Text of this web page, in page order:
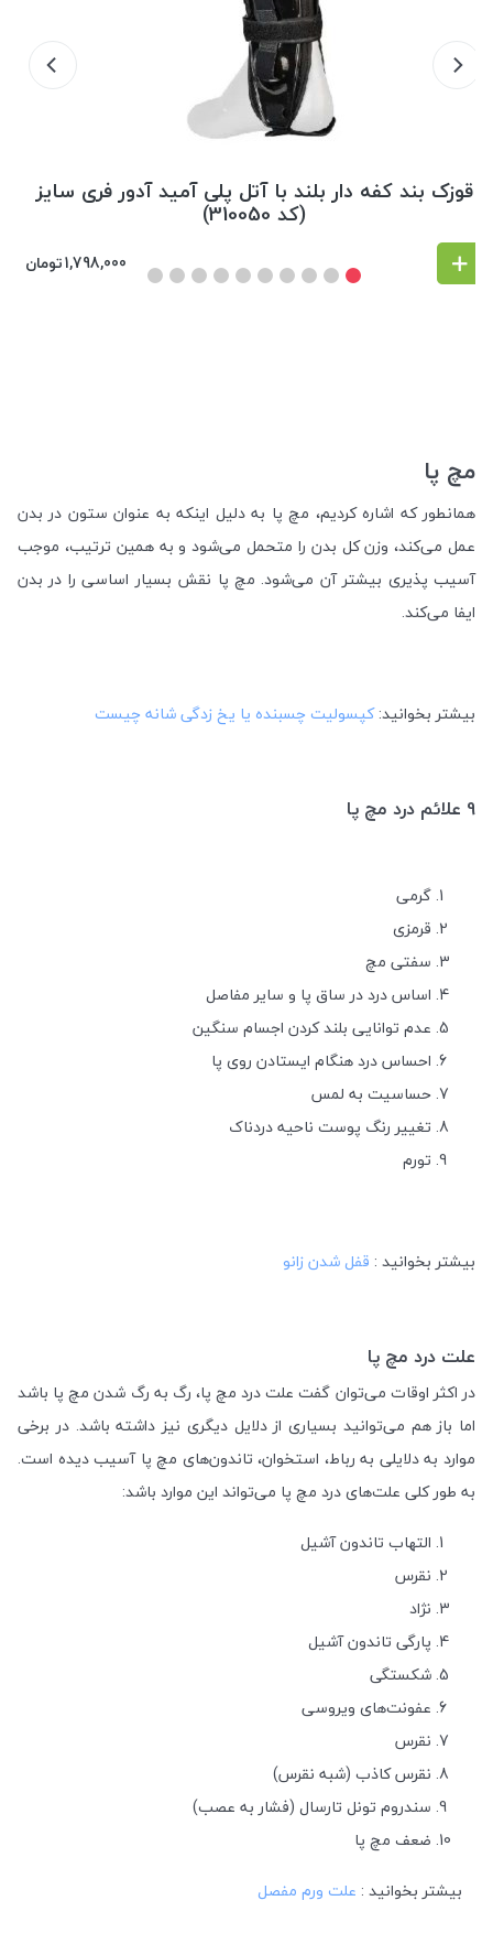
قوزک بند کفه دار بلند با آتل پلی آمید آدور فری سایز
(کد 310050)
1,798,000تومان
مچ پا
همانطور که اشاره کردیم، مچ پا به دلیل اینکه به عنوان ستون در بدن
عمل می‌کند، وزن کل بدن را متحمل می‌شود و به همین ترتیب، موجب
آسیب پذیری بیشتر آن می‌شود. مچ پا نقش بسیار اساسی را در بدن
ایفا می‌کند.
بیشتر بخوانید:کپسولیت چسبنده یا یخ زدگی شانه چیست
9 علائم درد مچ پا
گرمی
قرمزی
سفتی مچ
اساس درد در ساق پا و سایر مفاصل
عدم توانایی بلند کردن اجسام سنگین
احساس درد هنگام ایستادن روی پا
حساسیت به لمس
تغییر رنگ پوست ناحیه دردناک
تورم
بیشتر بخوانید : قفل شدن زانو
علت درد مچ پا
در اکثر اوقات می‌توان گفت علت درد مچ پا، رگ به رگ شدن مچ پا باشد
اما باز هم می‌توانید بسیاری از دلایل دیگری نیز داشته باشد. در برخی
موارد به دلایلی به رباط، استخوان، تاندون‌های مچ پا آسیب دیده است.
به طور کلی علت‌های درد مچ پا می‌تواند این موارد باشد:
التهاب تاندون آشیل
نقرس
نژاد
پارگی تاندون آشیل
شکستگی
عفونت‌های ویروسی
نقرس
نقرس کاذب (شبه نقرس)
سندروم تونل تارسال (فشار به عصب)
ضعف مچ پا
بیشتر بخوانید : علت ورم مفصل